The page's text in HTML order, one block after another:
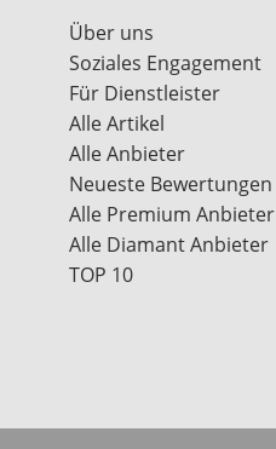
Über uns
Soziales Engagement
Für Dienstleister
Alle Artikel
Alle Anbieter
Neueste Bewertungen
Alle Premium Anbieter
Alle Diamant Anbieter
TOP 10